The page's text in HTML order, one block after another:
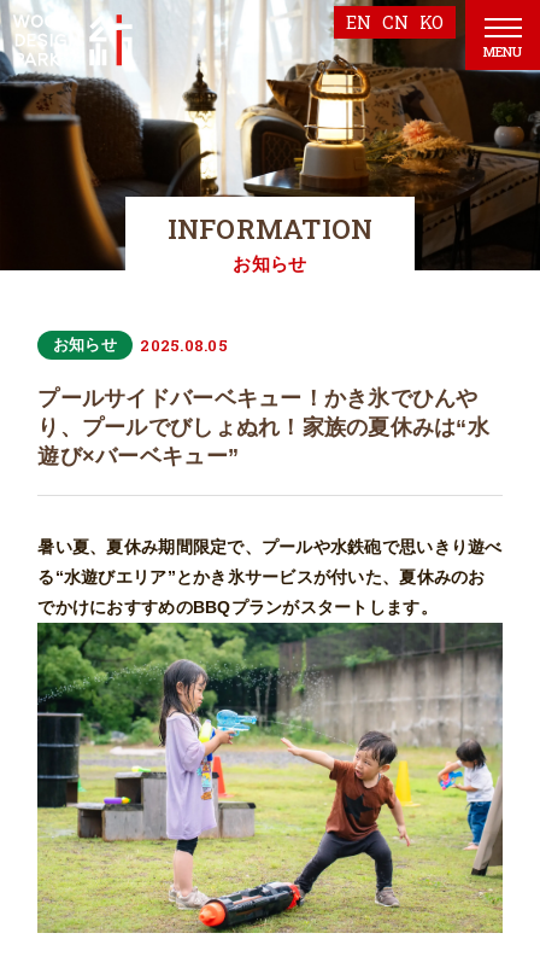
EN CN KO
INFORMATION
お知らせ
お知らせ 2025.08.05
プールサイドバーベキュー！かき氷でひんや
り、プールでびしょぬれ！家族の夏休みは“水
遊び×バーベキュー”
暑い夏、夏休み期間限定で、プールや水鉄砲で思いきり遊べ
る“水遊びエリア”とかき氷サービスが付いた、夏休みのお
でかけにおすすめのBBQプランがスタートします。
MENU